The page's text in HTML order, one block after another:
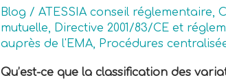
Blog / ATESSIA conseil réglementaire,
mutuelle, Directive 2001/83/CE et
auprès de l'EMA, Procédures
Qu’est-ce que la classification des